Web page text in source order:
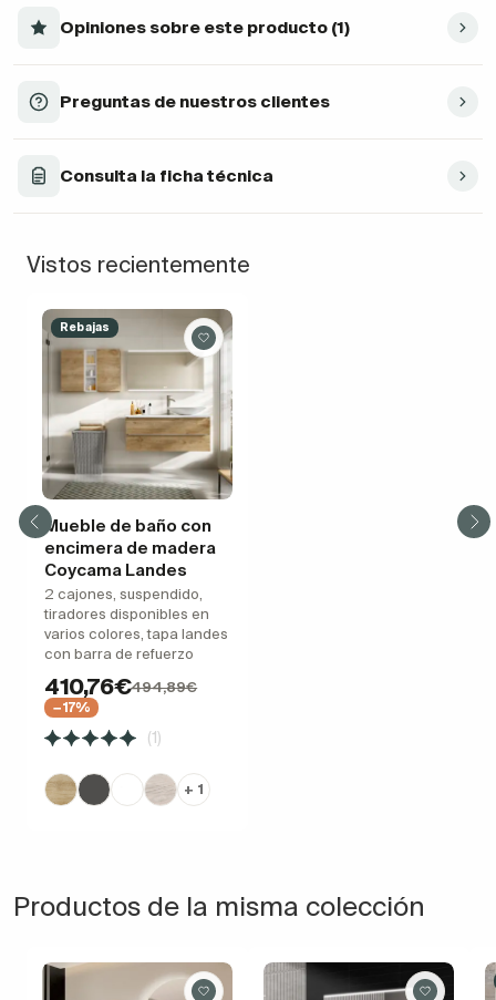
Opiniones sobre este producto (1)
Preguntas de nuestros clientes
Consulta la ficha técnica
Vistos recientemente
Rebajas
Mueble de baño con
encimera de madera
Coycama Landes
2 cajones, suspendido,
tiradores disponibles en
varios colores, tapa landes
con barra de refuerzo
410,76€494,89€
−17%
(1)
+ 1
Productos de la misma colección